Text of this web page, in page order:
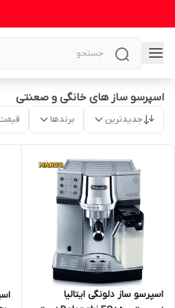
اسپرسو ساز های خانگی و صعنتی
جدیدترین برندها
اسپرسو ساز دلونگی ایتالیا